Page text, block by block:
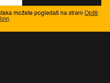
možete pogledati na strani Opšti
.